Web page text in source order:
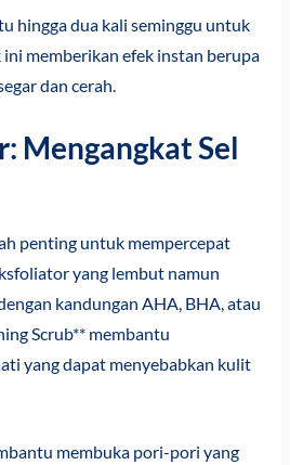
hingga dua kali seminggu untuk
memberikan efek instan berupa
dan cerah.
Mengangkat Sel
penting untuk mempercepat
yang lembut namun
kandungan AHA, BHA, atau
Scrub** membantu
yang dapat menyebabkan kulit
membuka pori-pori yang